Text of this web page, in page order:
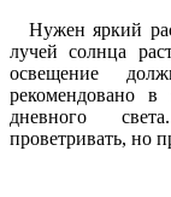
Нужен яркий
лучей солнца
освещение
рекомендовано в
дневного
проветривать, но